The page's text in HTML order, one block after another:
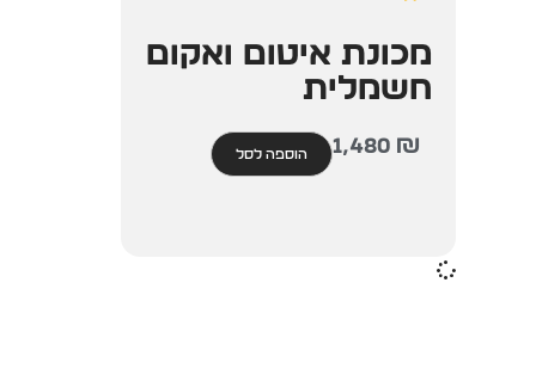
מכונת איטום ואקום
חשמלית
1,480 ₪ הוספה לסל